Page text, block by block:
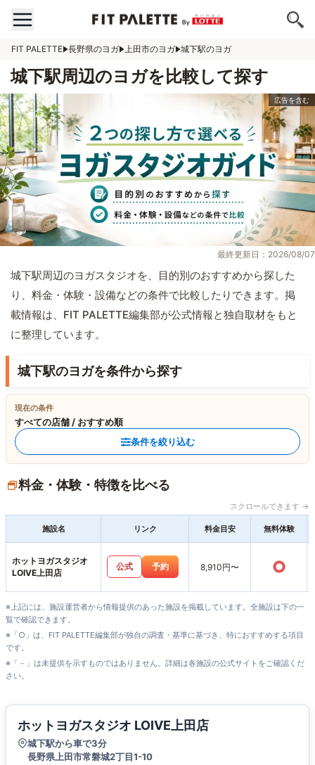
FIT PALETTE 長野県のヨガ 上田市のヨガ 城下駅のヨガ
城下駅周辺のヨガを比較して探す
最終更新日：2026/08/07
城下駅周辺のヨガスタジオを、目的別のおすすめから探した
り、料金・体験・設備などの条件で比較したりできます。掲
載情報は、FIT PALETTE編集部が公式情報と独自取材をもと
に整理しています。
城下駅のヨガを条件から探す
現在の条件
すべての店舗 / おすすめ順
条件を絞り込む
料金・体験・特徴を比べる
スクロールできます →
施設名 リンク 料金目安 無料体験
ホットヨガスタジオ
LOIVE上田店
公式 予約 8,910円〜 ○
※上記には、施設運営者から情報提供のあった施設を掲載しています。全施設は下の一
覧で確認できます。
※「○」は、FIT PALETTE編集部が独自の調査・基準に基づき、特におすすめする項目
です。
※「－」は未提供を示すものではありません。詳細は各施設の公式サイトをご確認くだ
さい。
ホットヨガスタジオ LOIVE上田店
城下駅から車で3分
長野県上田市常磐城2丁目1-10